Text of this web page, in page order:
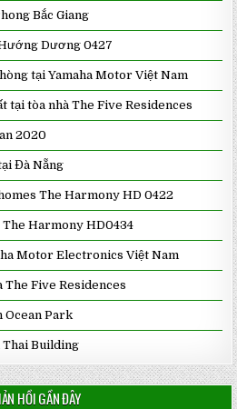
Bắc Giang
Dương 0427
tại Yamaha Motor Việt Nam
tại tòa nhà The Five Residences
2020
Đà Nẵng
The Harmony HD 0422
The Harmony HD0434
Motor Electronics Việt Nam
The Five Residences
Ocean Park
Thai Building
HỒI GẦN ĐÂY